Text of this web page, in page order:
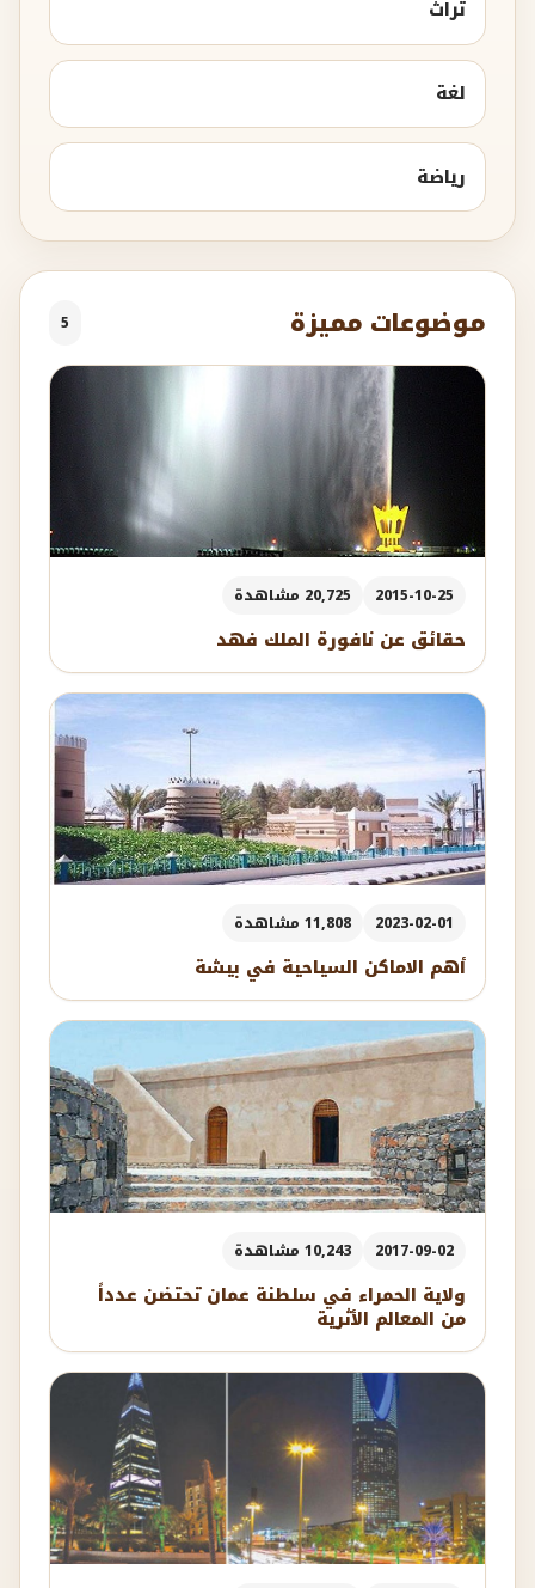
تراث
لغة
رياضة
موضوعات مميزة 5
2015-10-25 20,725 مشاهدة
حقائق عن نافورة الملك فهد
2023-02-01 11,808 مشاهدة
أهم الاماكن السياحية في بيشة
2017-09-02 10,243 مشاهدة
ولاية الحمراء في سلطنة عمان تحتضن عدداً
من المعالم الأثرية